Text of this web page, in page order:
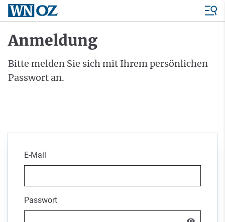
Anmeldung
Bitte melden Sie sich mit Ihrem persönlichen
Passwort an.
E-Mail
Passwort